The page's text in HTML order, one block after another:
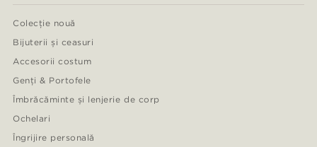
Colecție nouă
Bijuterii și ceasuri
Accesorii costum
Genți & Portofele
Îmbrăcăminte și lenjerie de corp
Ochelari
Îngrijire personală